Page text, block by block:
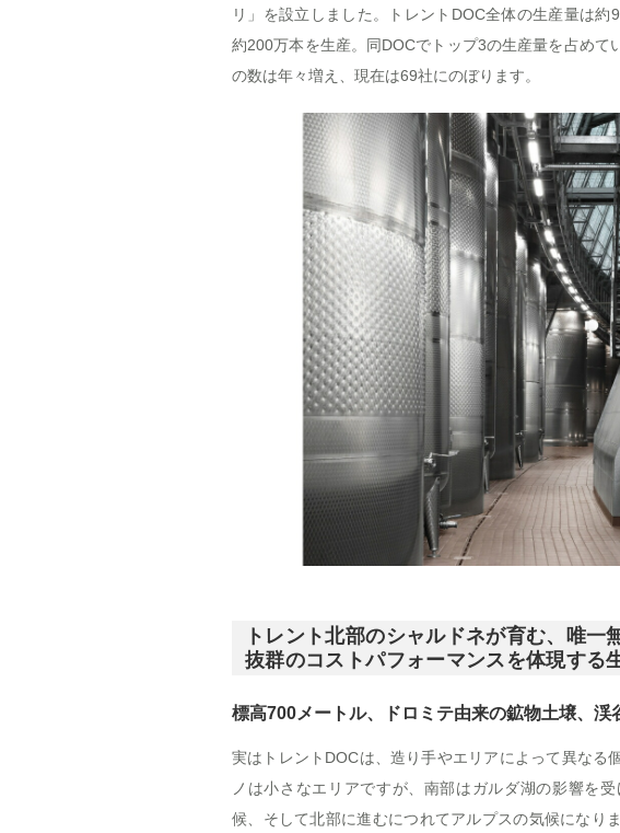
リ」を設立しました。トレントDOC全体の生産量は
約200万本を生産。同DOCでトップ3の生産量を占めて
の数は年々増え、現在は69社にのぼります。
トレント北部のシャルドネが育む、唯一
抜群のコストパフォーマンスを体現する
標高700メートル、ドロミテ由来の鉱物土壌、渓
実はトレントDOCは、造り手やエリアによって異なる
ノは小さなエリアですが、南部はガルダ湖の影響を
候、そして北部に進むにつれてアルプスの気候になり